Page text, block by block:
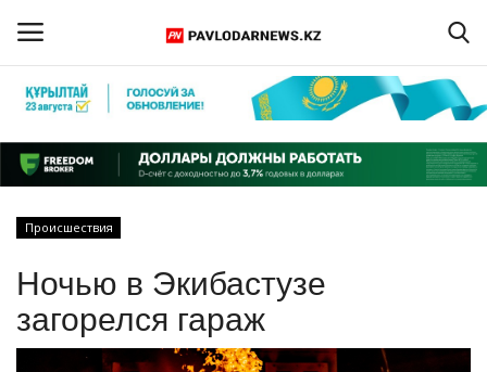
Регистрация
Главная
КАЗАХСТАН
Происшествия
Ночью в Экибастузе
загорелся гараж